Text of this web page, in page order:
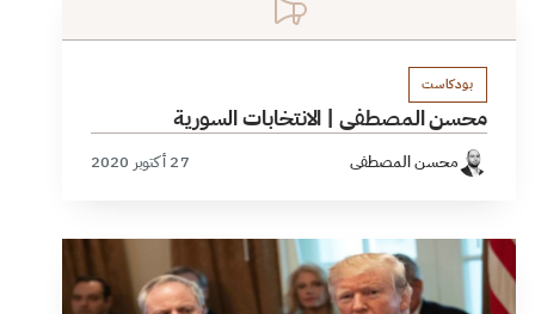
بودكاست
محسن المصطفى | الانتخابات السورية
محسن المصطفى 27 أكتوبر 2020